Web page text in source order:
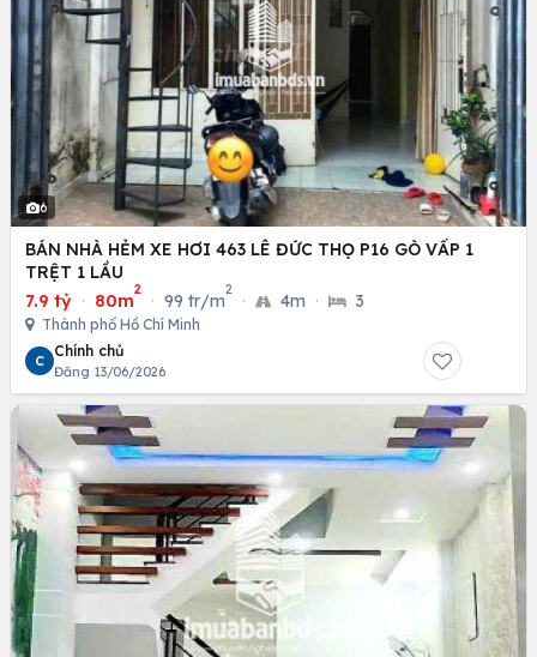
6
BÁN NHÀ HẺM XE HƠI 463 LÊ ĐỨC THỌ P16 GÒ VẤP 1
TRỆT 1 LẦU
7.9 tỷ · 80m
2
· 99 tr/m
2
· 4m · 3
Thành phố Hồ Chí Minh
C
Chính chủ
Đăng 13/06/2026